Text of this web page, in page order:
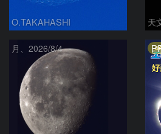
O.TAKAHASHI 天
月、2026/8/4